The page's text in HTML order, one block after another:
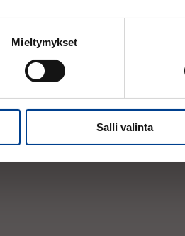
Mieltymykset
Salli valinta